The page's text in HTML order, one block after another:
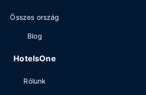
Összes ország
Blog
HotelsOne
Rólunk